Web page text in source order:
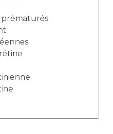
prématurés